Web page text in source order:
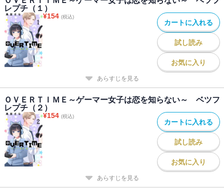
レプチ（１）
¥154 (税込)
カートに入れる
試し読み
お気に入り
あらすじを見る
ＯＶＥＲＴＩＭＥ～ゲーマー女子は恋を知らない～ ベツフ
レプチ（２）
¥154 (税込)
カートに入れる
試し読み
お気に入り
あらすじを見る